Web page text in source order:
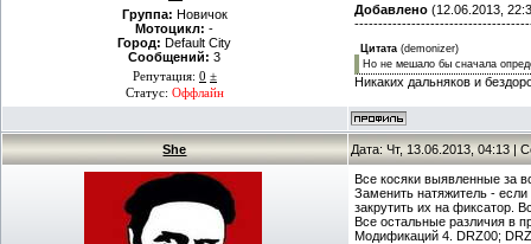
Группа: Новичок
Мотоцикл: -
Город: Default City
Сообщений: 3
Репутация: 0 ±
Статус: Оффлайн
Добавлено (12.06.2013,
Цитата (demonizer)
Но не мешало бы сначала
Никаких дальняков и
She Дата: Чт, 13.06.2013, 04:13 |
Все косяки выявленные за
Заменить натяжитель -
закрутить их на фиксатор.
Все остальные различия в
Модификаций 4. DRZ00;